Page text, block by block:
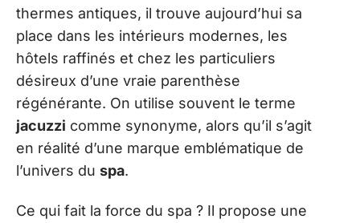
thermes antiques, il trouve aujourd’hui sa
place dans les intérieurs modernes, les
hôtels raffinés et chez les particuliers
désireux d’une vraie parenthèse
régénérante. On utilise souvent le terme
jacuzzi comme synonyme, alors qu’il s’agit
en réalité d’une marque emblématique de
l’univers du spa.
Ce qui fait la force du spa ? Il propose une